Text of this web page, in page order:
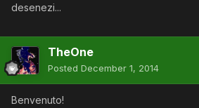
desenezi...
TheOne
Posted December 1, 2014
Benvenuto!